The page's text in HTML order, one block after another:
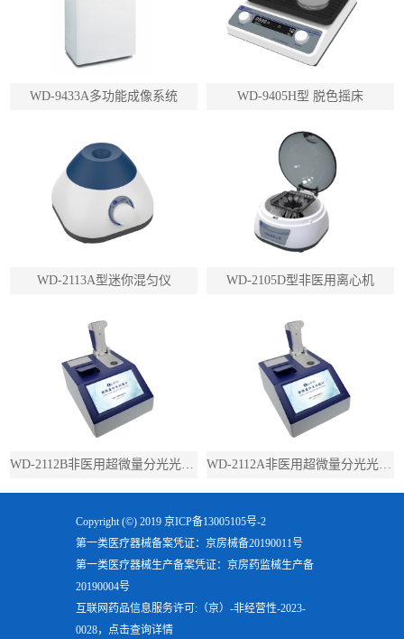
WD-9433A多功能成像系统 WD-9405H型 脱色摇床
WD-2113A型迷你混匀仪 WD-2105D型非医用离心机
WD-2112B非医用超微量分光光度计（带荧光） WD-2112A非医用超微量分光光度计（不带荧光）
Copyright (©) 2019 京ICP备13005105号-2
第一类医疗器械备案凭证：京房械备20190011号
第一类医疗器械生产备案凭证：京房药监械生产备
20190004号
互联网药品信息服务许可:（京）-非经营性-2023-
0028，点击查询详情